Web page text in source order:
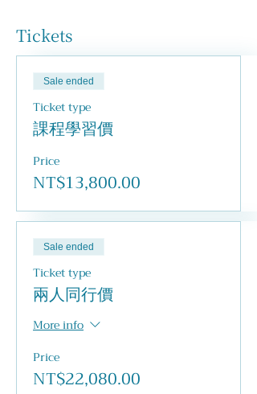
Tickets
Sale ended
Ticket type
課程學習價
Price
NT$13,800.00
Sale ended
Ticket type
兩人同行價
More info
Price
NT$22,080.00